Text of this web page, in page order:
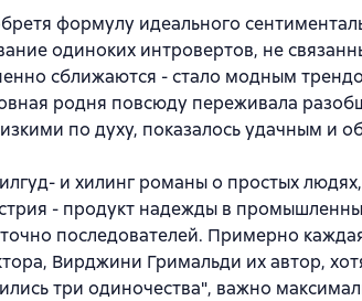
формулу идеального
одиноких интровертов, не
сближаются - стало модным
родня повсюду переживала
по духу, показалось удачным и
и хилинг романы о простых
- продукт надежды в
последователей. Примерно
Вирджини Гримальди их автор,
три одиночества", важно